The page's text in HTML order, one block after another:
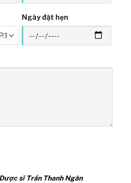
Ngày đặt hẹn
Dược sĩ Trần Thanh Ngân